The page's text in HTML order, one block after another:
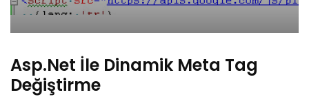
Asp.Net İle Dinamik Meta Tag
Değiştirme